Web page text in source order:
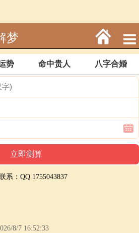
梦
势 命中贵人 八字合婚
系：QQ 1755043837
8/7 16:52:33